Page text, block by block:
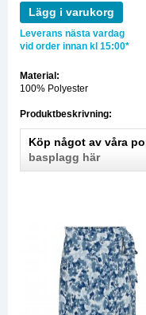
Lägg i varukorg
Leverans nästa vardag
vid order innan kl 15:00*
Material:
100% Polyester
Produktbeskrivning:
Köp något av våra
basplagg här